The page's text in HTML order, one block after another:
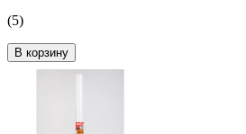
(5)
В корзину